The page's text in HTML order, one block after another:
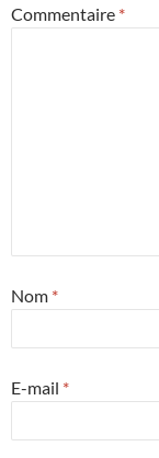
Commentaire *
Nom *
E-mail *